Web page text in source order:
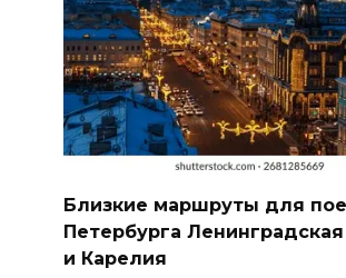
Близкие маршруты для
Петербурга
и Карелия